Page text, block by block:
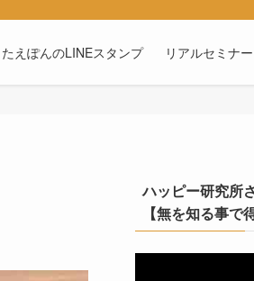
たえぽんのLINEスタンプ リアルセミナー
ハッピー研究所
【無を知る事で